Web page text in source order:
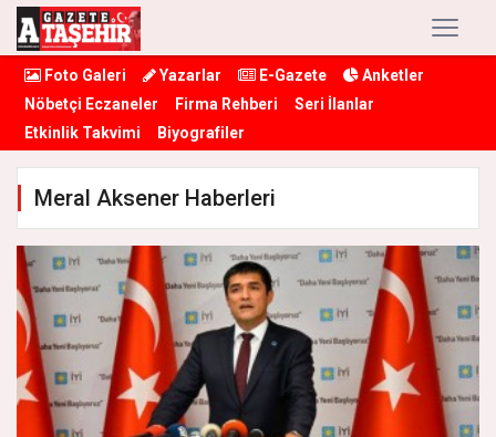
Foto Galeri Yazarlar E-Gazete
Anketler
Nöbetçi Eczaneler
Firma Rehberi
Seri İlanlar
Etkinlik Takvimi
Biyografiler
Meral Aksener Haberleri